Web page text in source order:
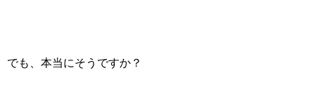
でも、本当にそうですか？